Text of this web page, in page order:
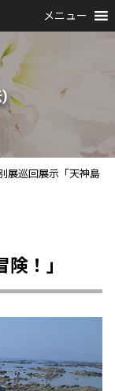
メニュー
)
展巡回展示「天神島
！」